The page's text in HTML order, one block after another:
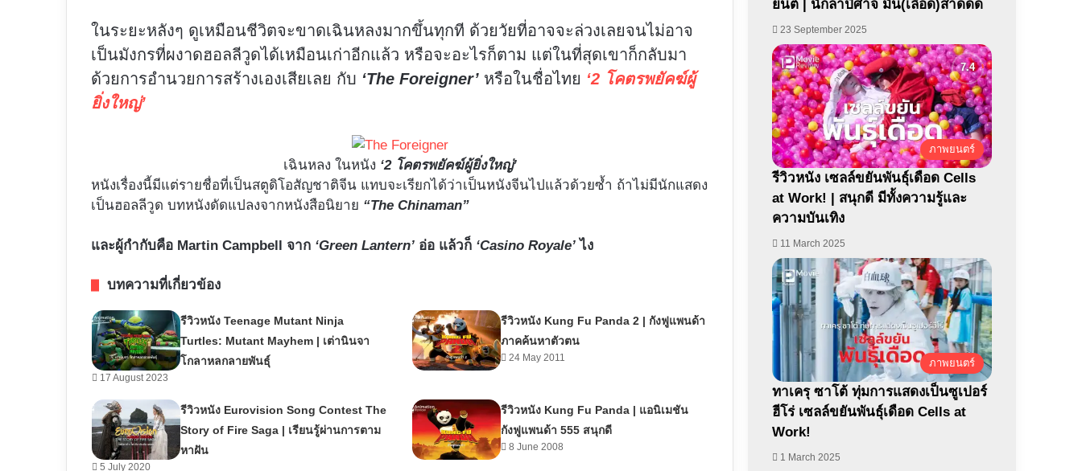
ในระยะหลังๆ ดูเหมือนชีวิตจะขาดเฉินหลงมากขึ้นทุกที ด้วยวัยที่อาจจะล่วงเลยจนไม่อาจ
เป็นมังกรที่ผงาดฮอลลีวูดได้เหมือนเก่าอีกแล้ว หรือจะอะไรก็ตาม แต่ในที่สุดเขาก็กลับมา
ด้วยการอำนวยการสร้างเองเสียเลย กับ ‘The Foreigner’ หรือในชื่อไทย ‘2 โคตรพยัคฆ์ผู้
ยิ่งใหญ่’
เฉินหลง ในหนัง ‘2 โคตรพยัคฆ์ผู้ยิ่งใหญ่’
หนังเรื่องนี้มีแต่รายชื่อที่เป็นสตูดิโอสัญชาติจีน แทบจะเรียกได้ว่าเป็นหนังจีนไปแล้วด้วยซ้ำ ถ้าไม่มีนักแสดง
เป็นฮอลลีวูด บทหนังดัดแปลงจากหนังสือนิยาย “The Chinaman”
และผู้กำกับคือ Martin Campbell จาก ‘Green Lantern’ อ่อ แล้วก็ ‘Casino Royale’ ไง
บทความที่เกี่ยวข้อง
รีวิวหนัง Teenage Mutant Ninja
Turtles: Mutant Mayhem | เต่านินจา
โกลาหลกลายพันธุ์
17 August 2023
รีวิวหนัง Kung Fu Panda 2 | กังฟูแพนด้า
ภาคค้นหาตัวตน
24 May 2011
รีวิวหนัง Eurovision Song Contest The
Story of Fire Saga | เรียนรู้ผ่านการตาม
หาฝัน
5 July 2020
รีวิวหนัง Kung Fu Panda | แอนิเมชัน
กังฟูแพนด้า 555 สนุกดี
8 June 2008
ยนต์ | นักล่าปีศาจ มัน(เลือด)สาดดด
23 September 2025
ภาพยนตร์
รีวิวหนัง เซลล์ขยันพันธุ์เดือด Cells
at Work! | สนุกดี มีทั้งความรู้และ
ความบันเทิง
11 March 2025
ภาพยนตร์
ทาเครุ ซาโต้ ทุ่มการแสดงเป็นซูเปอร์
ฮีโร่ เซลล์ขยันพันธุ์เดือด Cells at
Work!
1 March 2025